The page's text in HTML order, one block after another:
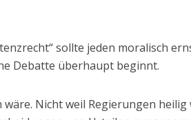
sollte jeden moralisch
Debatte überhaupt beginnt.
Nicht weil Regierungen heilig